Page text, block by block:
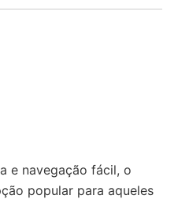
e navegação fácil, o
popular para aqueles